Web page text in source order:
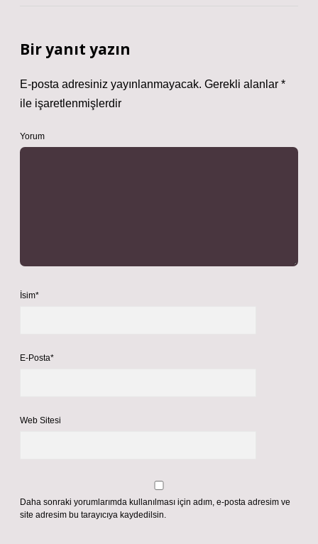
Bir yanıt yazın
E-posta adresiniz yayınlanmayacak. Gerekli alanlar *
ile işaretlenmişlerdir
Yorum
İsim*
E-Posta*
Web Sitesi
Daha sonraki yorumlarımda kullanılması için adım, e-posta adresim ve
site adresim bu tarayıcıya kaydedilsin.